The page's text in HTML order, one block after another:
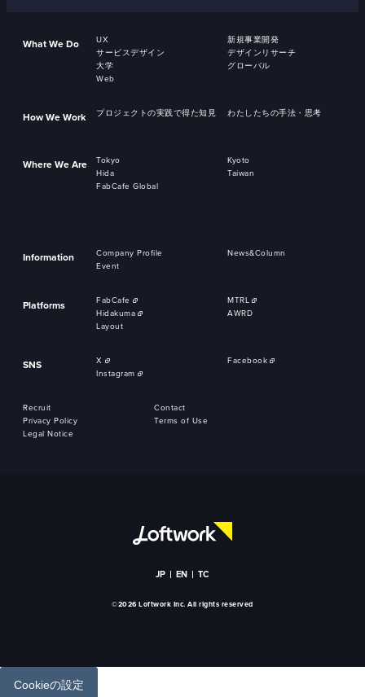
What We Do UX
新規事業開発
サービスデザイン
デザインリサーチ
大学
グローバル
Web
How We Work プロジェクトの実践で得た知見 わたしたちの手法・思考
Where We Are Tokyo
Kyoto
Hida
Taiwan
FabCafe Global
Information Company Profile
News&Column
Event
Platforms FabCafe
MTRL
Hidakuma
AWRD
Layout
SNS X
Facebook
Instagram
Recruit
Contact
Privacy Policy
Terms of Use
Legal Notice
JP EN TC
©2026 Loftwork Inc. All rights reserved
Cookieの設定